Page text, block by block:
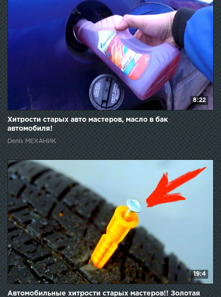
8:22
Хитрости старых авто мастеров, масло в бак
автомобиля!
Denis МЕХАНИК
19:4
Автомобильные хитрости старых мастеров!! Золотая